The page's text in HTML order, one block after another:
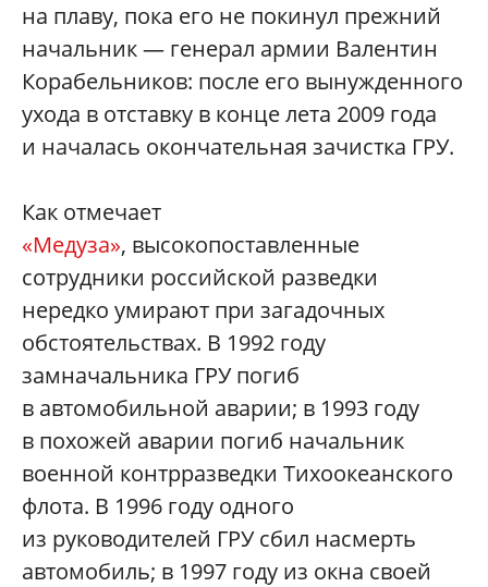
на плаву, пока его не покинул прежний
начальник — генерал армии Валентин
Корабельников: после его вынужденного
ухода в отставку в конце лета 2009 года
и началась окончательная зачистка ГРУ.
Как отмечает
«Медуза», высокопоставленные
сотрудники российской разведки
нередко умирают при загадочных
обстоятельствах. В 1992 году
замначальника ГРУ погиб
в автомобильной аварии; в 1993 году
в похожей аварии погиб начальник
военной контрразведки Тихоокеанского
флота. В 1996 году одного
из руководителей ГРУ сбил насмерть
автомобиль; в 1997 году из окна своей